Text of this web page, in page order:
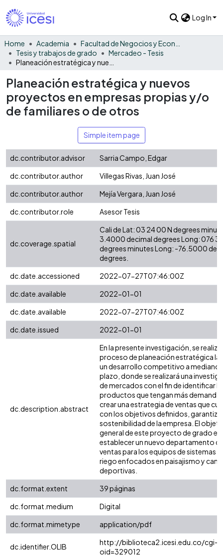
Log In
Home Academia
Tesis y trabajos de grado
Mercadeo - Tesis
Planeación estratégica y nuevos
proyectos en empresas propias y/o
de familiares o de otros
Simple item page
dc.contributor.advisor
Sarria Campo, Edgar
dc.contributor.author
Villegas Rivas, Juan José
dc.contributor.author
Mejía Vergara, Juan José
dc.contributor.role
Asesor Tesis
dc.coverage.spatial
Cali de Lat: 03 24 00 N degrees
3.4000 decimal degrees Long: 076
degrees minutes Long: -76.5000
degrees.
dc.date.accessioned
2022-07-27T07:46:00Z
dc.date.available
2022-01-01
dc.date.available
2022-07-27T07:46:00Z
dc.date.issued
2022-01-01
dc.description.abstract
En la presente investigación, se
proceso de planeación estratégica la
un desarrollo competitivo a mediano
plazo, donde se realizará una
de mercados con el fin de identificar
productos que tengan más
crear una estrategia de ventas que
con los objetivos definidos,
sostenibilidad de la empresa. El
general de este proyecto de grado es
establecer un nuevo departamento
ventas para los equipos de sistemas
riego enfocados en paisajismo y
deportivas.
dc.format.extent
39 páginas
dc.format.medium
Digital
dc.format.mimetype
application/pdf
dc.identifier.OLIB
http://biblioteca2.icesi.edu.co/cgi-
oid=329012